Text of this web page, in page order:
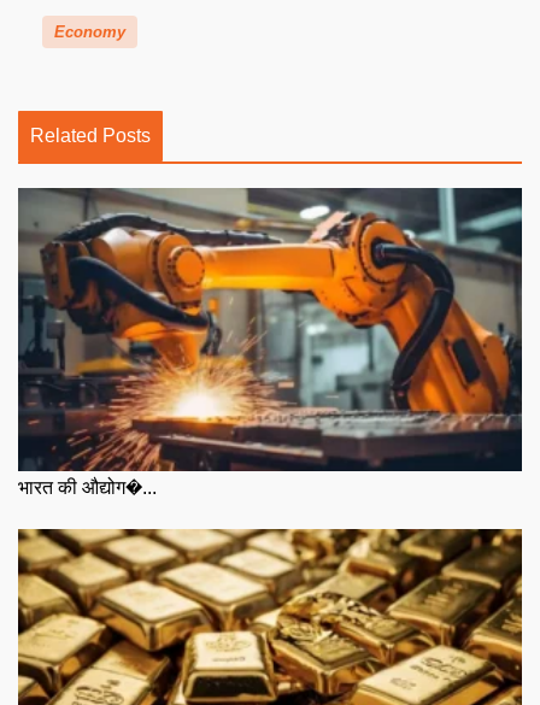
Economy
Related Posts
भारत की औद्योग�...